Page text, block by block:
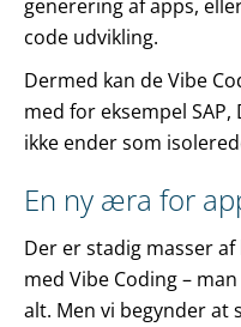
generering af apps,
code udvikling.
Dermed kan de Vibe
med for eksempel
ikke ender som
En ny æra for
Der er stadig masser
med Vibe Coding –
alt. Men vi begynder